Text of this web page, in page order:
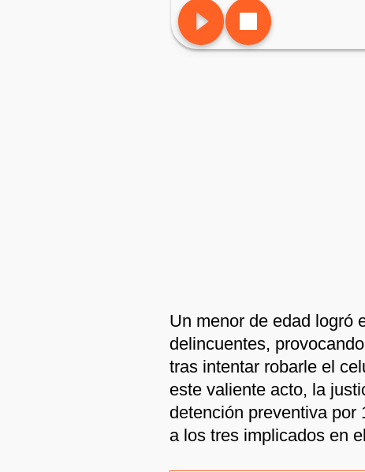
Un menor de edad logró
delincuentes,
tras intentar robarle el
este valiente acto, la
detención preventiva
a los tres implicados en